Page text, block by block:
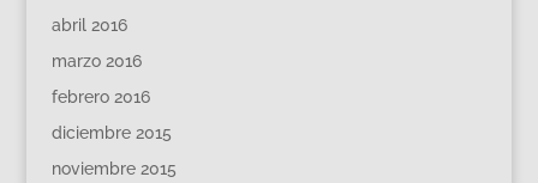
abril 2016
marzo 2016
febrero 2016
diciembre 2015
noviembre 2015